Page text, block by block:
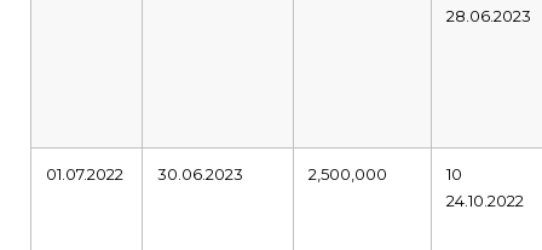
28.06.2023
01.07.2022 30.06.2023 2,500,000
10
24.10.2022